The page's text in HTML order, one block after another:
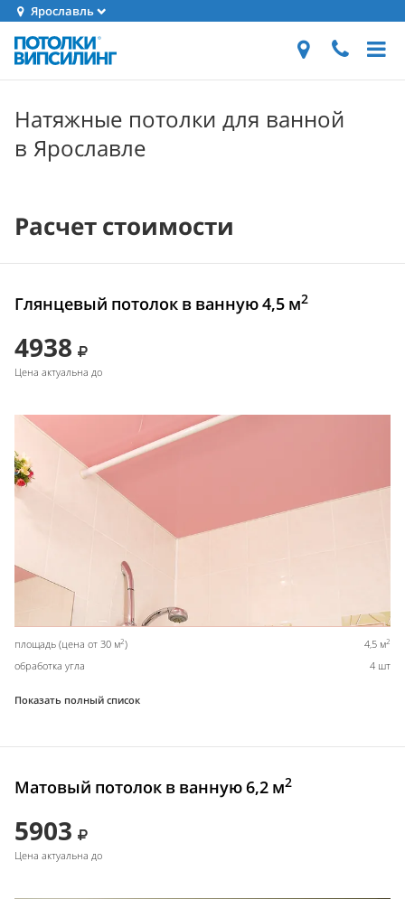
Ярославль
Натяжные потолки для ванной
в Ярославле
Расчет стоимости
Глянцевый потолок в ванную 4,5 м2
4938
Цена актуальна до
площадь (цена от 30 м2) 4,5 м2
обработка угла 4 шт
Показать полный список
Матовый потолок в ванную 6,2 м2
5903
Цена актуальна до